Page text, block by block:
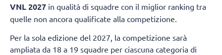
VNL 2027 in qualità di squadre con il miglior ranking tra
quelle non ancora qualificate alla competizione.
Per la sola edizione del 2027, la competizione sarà
ampliata da 18 a 19 squadre per ciascuna categoria di